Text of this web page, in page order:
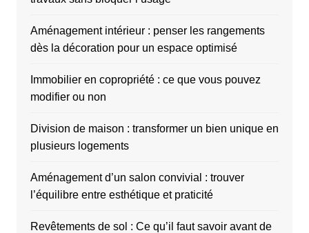
Aménagement intérieur : penser les rangements
dès la décoration pour un espace optimisé
Immobilier en copropriété : ce que vous pouvez
modifier ou non
Division de maison : transformer un bien unique en
plusieurs logements
Aménagement d’un salon convivial : trouver
l’équilibre entre esthétique et praticité
Revêtements de sol : Ce qu’il faut savoir avant de